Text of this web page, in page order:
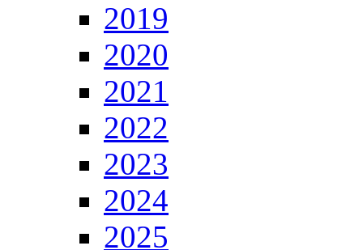
2019
2020
2021
2022
2023
2024
2025